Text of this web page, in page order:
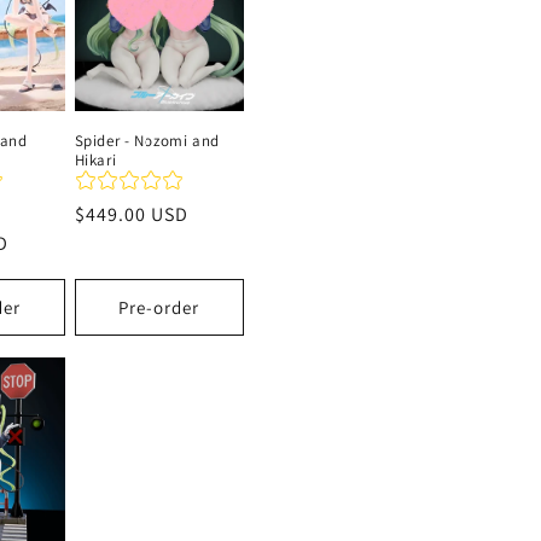
Spider - Nozomi and
Hikari
Precio
$449.00 USD
Pre-order